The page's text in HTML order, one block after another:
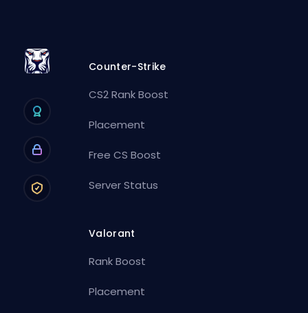
Counter-Strike
CS2 Rank Boost
Placement
Free CS Boost
Server Status
Valorant
Rank Boost
Placement